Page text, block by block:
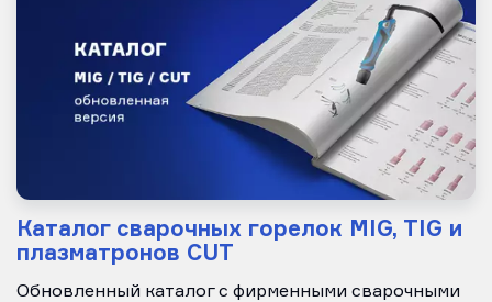
Каталог сварочных горелок MIG, TIG и
плазматронов CUT
Обновленный каталог с фирменными сварочными